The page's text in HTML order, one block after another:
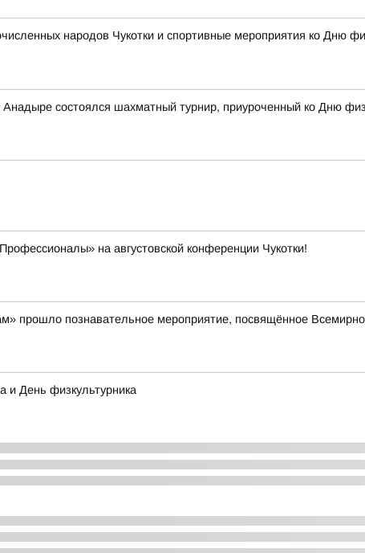
народов Чукотки и спортивные мероприятия ко Дню
состоялся шахматный турнир, приуроченный ко Дню
на августовской конференции Чукотки!
прошло познавательное мероприятие, посвящённое
и День физкультурника